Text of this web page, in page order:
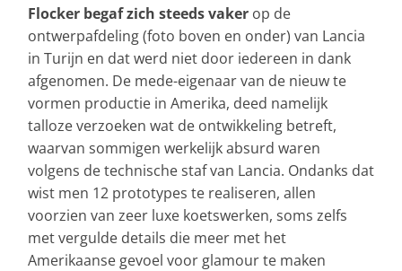
Flocker begaf zich steeds vaker op de
ontwerpafdeling (foto boven en onder) van Lancia
in Turijn en dat werd niet door iedereen in dank
afgenomen. De mede-eigenaar van de nieuw te
vormen productie in Amerika, deed namelijk
talloze verzoeken wat de ontwikkeling betreft,
waarvan sommigen werkelijk absurd waren
volgens de technische staf van Lancia. Ondanks dat
wist men 12 prototypes te realiseren, allen
voorzien van zeer luxe koetswerken, soms zelfs
met vergulde details die meer met het
Amerikaanse gevoel voor glamour te maken